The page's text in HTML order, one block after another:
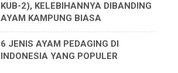
KUB-2), KELEBIHANNYA DIBANDING
AYAM KAMPUNG BIASA
6 JENIS AYAM PEDAGING DI
INDONESIA YANG POPULER